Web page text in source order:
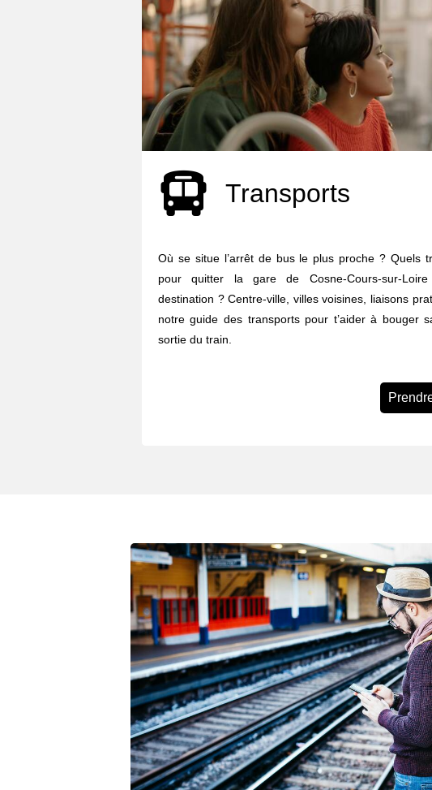
Transports
Où se situe l’arrêt de bus le plus proche ? Quels
pour quitter la gare de Cosne-Cours-sur-
destination ? Centre-ville, villes voisines, liaisons
notre guide des transports pour t’aider à bouger
sortie du train.